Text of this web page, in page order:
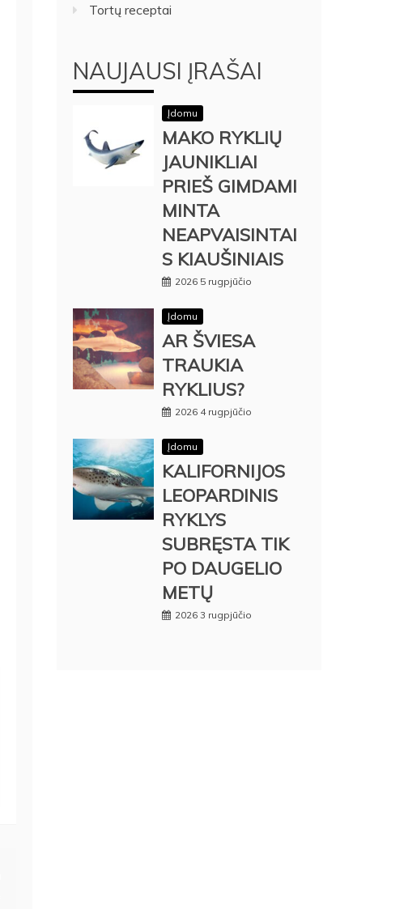
Tortų receptai
NAUJAUSI ĮRAŠAI
Įdomu
MAKO RYKLIŲ
JAUNIKLIAI
PRIEŠ GIMDAMI
MINTA
NEAPVAISINTAI
S KIAUŠINIAIS
2026 5 rugpjūčio
Įdomu
AR ŠVIESA
TRAUKIA
RYKLIUS?
2026 4 rugpjūčio
Įdomu
KALIFORNIJOS
LEOPARDINIS
RYKLYS
SUBRĘSTA TIK
PO DAUGELIO
METŲ
2026 3 rugpjūčio